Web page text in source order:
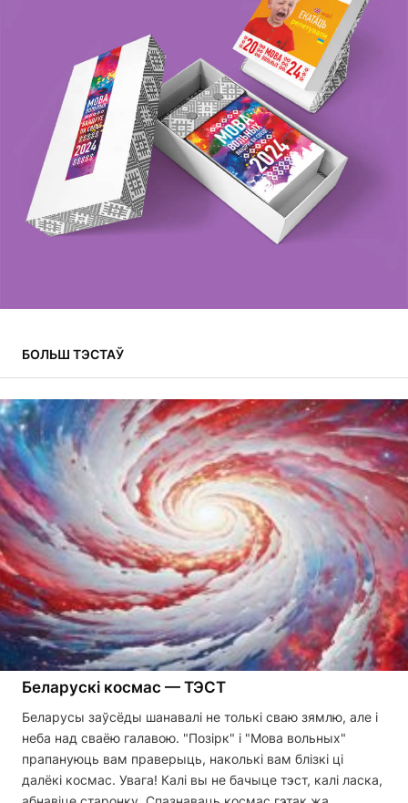
БОЛЬШ ТЭСТАЎ
Беларускі космас — ТЭСТ
Беларусы заўсёды шанавалі не толькі сваю зямлю, але і
неба над сваёю галавою. "Позірк" і "Мова вольных"
прапануюць вам праверыць, наколькі вам блізкі ці
далёкі космас. Увага! Калі вы не бачыце тэст, калі ласка,